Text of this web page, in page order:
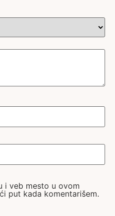
i veb mesto u ovom
put kada komentarišem.